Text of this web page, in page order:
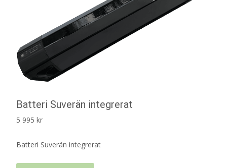
Batteri Suverän integrerat
5 995 kr
Batteri Suverän integrerat